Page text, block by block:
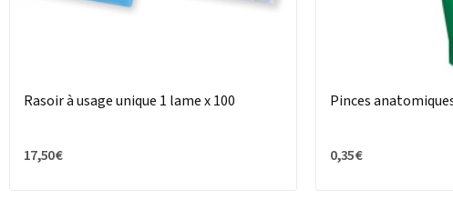
Rasoir à usage unique 1 lame x 100
17,50 €
Pinces
0,35 €